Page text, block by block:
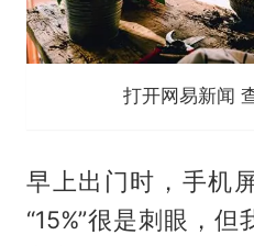
打开网易新闻
早上出门时，手机
“15%”很是刺眼，